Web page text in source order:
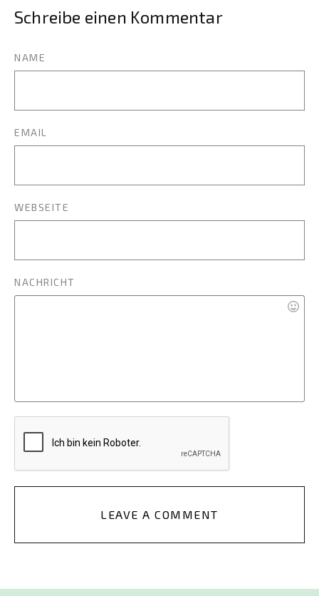
Schreibe einen Kommentar
NAME
EMAIL
WEBSEITE
NACHRICHT
LEAVE A COMMENT